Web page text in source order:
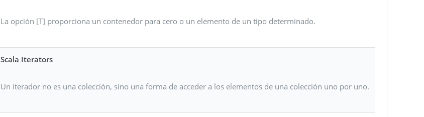
La opción [T] proporciona un contenedor para cero o un elemento de un tipo determinado.
Scala Iterators
Un iterador no es una colección, sino una forma de acceder a los elementos de una colección uno por uno.